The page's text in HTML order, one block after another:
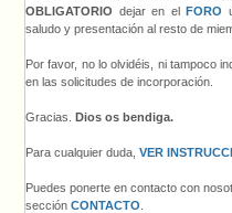
OBLIGATORIO dejar en el FORO
saludo y presentación al resto de
Por favor, no lo olvidéis, ni tampoco
en las solicitudes de incorporación.
Gracias. Dios os bendiga.
Para cualquier duda, VER
Puedes ponerte en contacto con
sección CONTACTO